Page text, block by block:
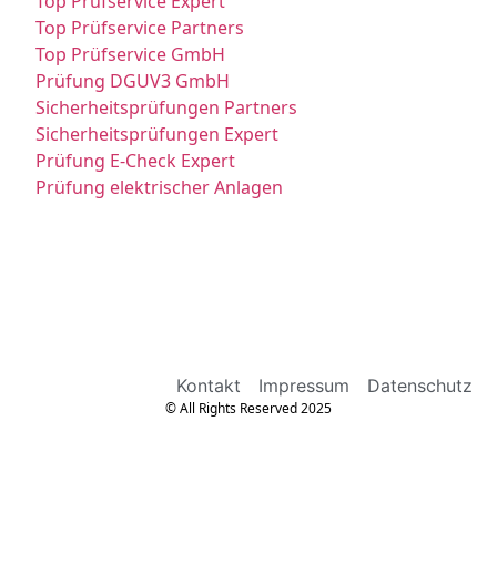
Top Prüfservice Partners
Top Prüfservice GmbH
Prüfung DGUV3 GmbH
Sicherheitsprüfungen Partners
Sicherheitsprüfungen Expert
Prüfung E-Check Expert
Prüfung elektrischer Anlagen
Kontakt Impressum Datenschutz
© All Rights Reserved 2025